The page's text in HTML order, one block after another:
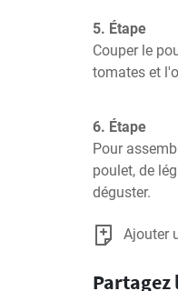
5. Étape
Couper le
tomates et
6. Étape
Pour
poulet, de
déguster.
Ajouter
Partagez